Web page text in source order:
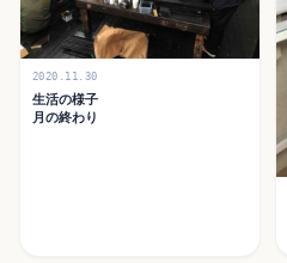
2020.11.30
生活の様子
月の終わり